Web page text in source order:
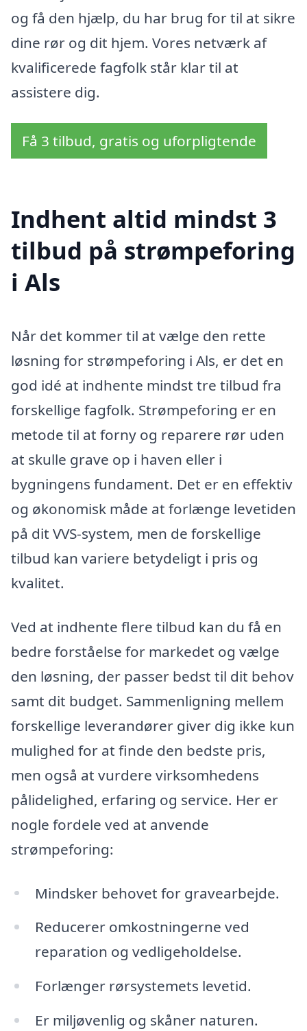
og få den hjælp, du har brug for til at sikre
dine rør og dit hjem. Vores netværk af
kvalificerede fagfolk står klar til at
assistere dig.
Få 3 tilbud, gratis og uforpligtende
Indhent altid mindst 3
tilbud på strømpeforing
i Als
Når det kommer til at vælge den rette
løsning for strømpeforing i Als, er det en
god idé at indhente mindst tre tilbud fra
forskellige fagfolk. Strømpeforing er en
metode til at forny og reparere rør uden
at skulle grave op i haven eller i
bygningens fundament. Det er en effektiv
og økonomisk måde at forlænge levetiden
på dit VVS-system, men de forskellige
tilbud kan variere betydeligt i pris og
kvalitet.
Ved at indhente flere tilbud kan du få en
bedre forståelse for markedet og vælge
den løsning, der passer bedst til dit behov
samt dit budget. Sammenligning mellem
forskellige leverandører giver dig ikke kun
mulighed for at finde den bedste pris,
men også at vurdere virksomhedens
pålidelighed, erfaring og service. Her er
nogle fordele ved at anvende
strømpeforing:
Mindsker behovet for gravearbejde.
Reducerer omkostningerne ved
reparation og vedligeholdelse.
Forlænger rørsystemets levetid.
Er miljøvenlig og skåner naturen.